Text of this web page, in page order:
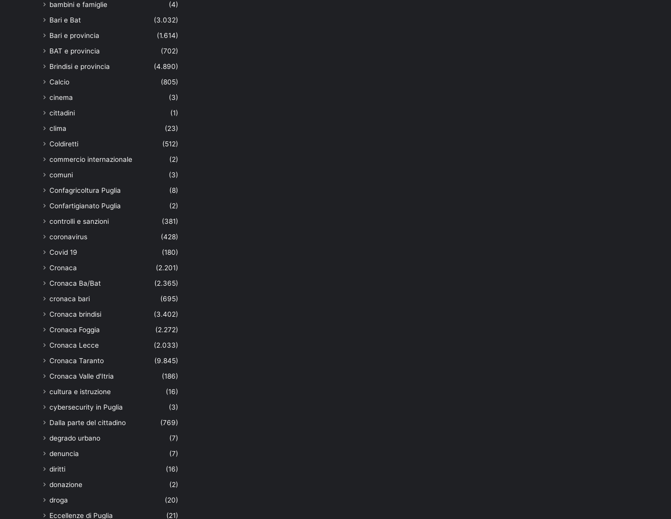
bambini e famiglie
(4)
Bari e Bat
(3.032)
Bari e provincia
(1.614)
BAT e provincia
(702)
Brindisi e provincia
(4.890)
Calcio
(805)
cinema
(3)
cittadini
(1)
clima
(23)
Coldiretti
(512)
commercio internazionale
(2)
comuni
(3)
Confagricoltura Puglia
(8)
Confartigianato Puglia
(2)
controlli e sanzioni
(381)
coronavirus
(428)
Covid 19
(180)
Cronaca
(2.201)
Cronaca Ba/Bat
(2.365)
cronaca bari
(695)
Cronaca brindisi
(3.402)
Cronaca Foggia
(2.272)
Cronaca Lecce
(2.033)
Cronaca Taranto
(9.845)
Cronaca Valle d'Itria
(186)
cultura e istruzione
(16)
cybersecurity in Puglia
(3)
Dalla parte del cittadino
(769)
degrado urbano
(7)
denuncia
(7)
diritti
(16)
donazione
(2)
droga
(20)
Eccellenze di Puglia
(21)